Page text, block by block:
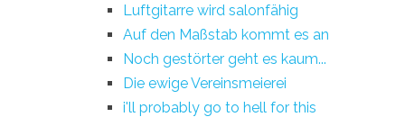
Luftgitarre wird salonfähig
Auf den Maßstab kommt es an
Noch gestörter geht es kaum...
Die ewige Vereinsmeierei
i'll probably go to hell for this